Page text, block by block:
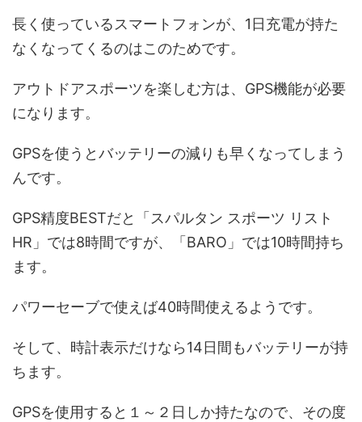
長く使っているスマートフォンが、1日充電が持た
なくなってくるのはこのためです。
アウトドアスポーツを楽しむ方は、GPS機能が必要
になります。
GPSを使うとバッテリーの減りも早くなってしまう
んです。
GPS精度BESTだと「スパルタン スポーツ リスト
HR」では8時間ですが、「BARO」では10時間持ち
ます。
パワーセーブで使えば40時間使えるようです。
そして、時計表示だけなら14日間もバッテリーが持
ちます。
GPSを使用すると１～２日しか持たなので、その度